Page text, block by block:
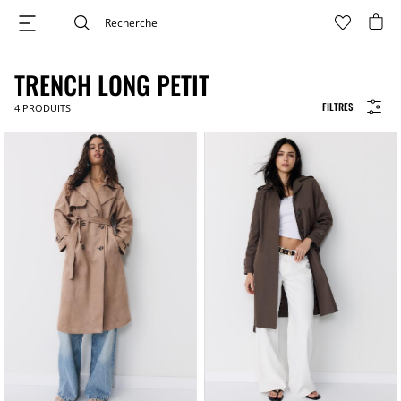
FILTRES
TRENCH LONG PETIT
4 PRODUITS